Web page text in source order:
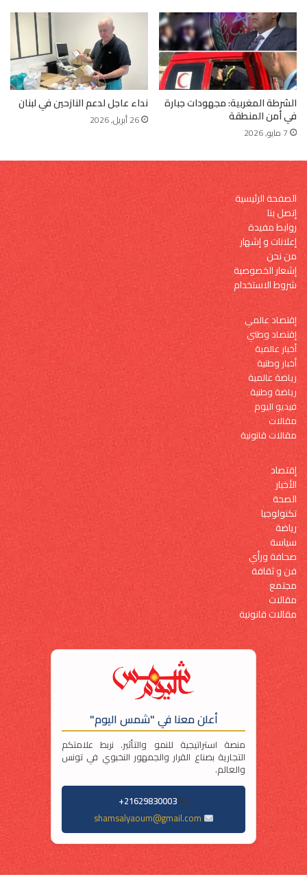
الشرطة المغربية: مجهودات جبارة
في أمن المنطقة
7 مايو, 2026
نداء عاجل لدعم النازحين في لبنان
26 أبريل, 2026
الصفحة الرئيسية
إتصل بنا
روابط مفيدة
إعلانات و إشهار
من نحن
إشعار الخصوصية
شروط الاستخدام
إقتصاد عالمي
إقتصاد وطني
أخبار عالمية
أخبار وطنية
رياضة عالمية
رياضة وطنية
فيديو اليوم
مقالات
مقالات قانونية
إقتصاد
الأخبار
الصحة
تكنولوجيا
رياضة
سياسة
صحافة ورأي
فن و ثقافة
مجتمع
مقالات
مقالات قانونية
أعلن معنا في "شمس اليوم"
منصة استراتيجية للنمو والتأثير. نربط علامتكم
التجارية بصناع القرار والجمهور النخبوي في تونس
والعالم.
21629830003+
shamsalyaoum@gmail.com